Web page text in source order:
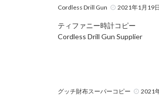
Cordless Drill Gun 2021年1月19
ティファニー時計コピー
Cordless Drill Gun Supplier
グッチ財布スーパーコピー
2021